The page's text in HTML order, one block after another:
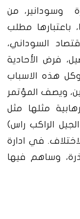
وسودانير، من
باعتبارها مطلب
السوداني،
فرض الأحادية
هذه الاسباب
ويصف المؤتمر
مثلها مثل
الراكب راس)
في ادارة
وساهم فيها